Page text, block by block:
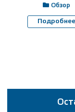
Обзор
Подробнее